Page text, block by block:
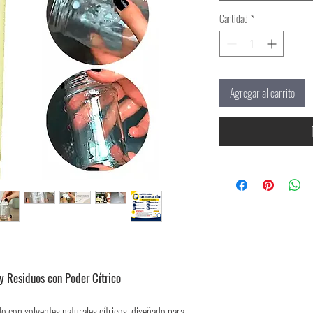
Residuos con Poder Cítrico
Cantidad *
Agregar al carrito